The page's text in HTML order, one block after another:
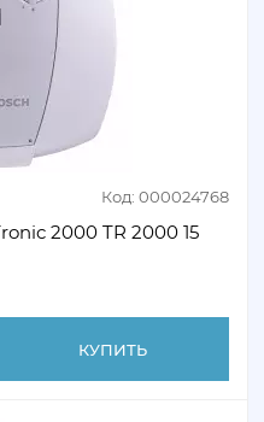
Код: 000024768
2000 TR 2000 15
КУПИТЬ